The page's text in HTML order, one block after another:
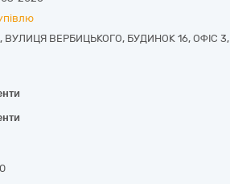
ВУЛИЦЯ ВЕРБИЦЬКОГО, БУДИНОК 16, ОФІС 3,